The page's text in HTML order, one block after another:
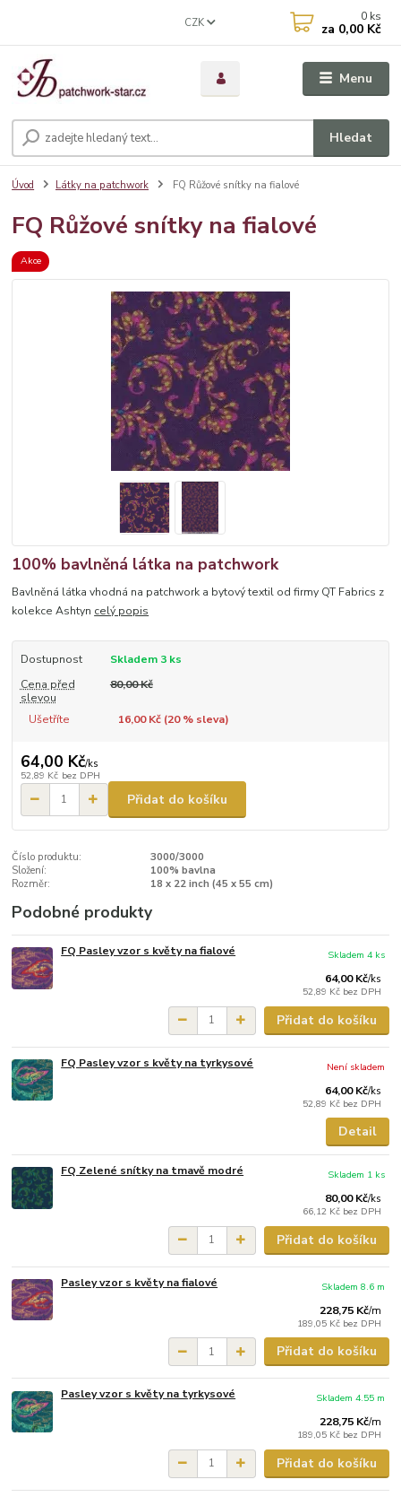
Menu
CZK
Hledat
0 ks
za 0,00 Kč
Úvod Látky na patchwork FQ Růžové snítky na fialové
FQ Růžové snítky na fialové
Akce
100% bavlněná látka na patchwork
Bavlněná látka vhodná na patchwork a bytový textil od firmy QT Fabrics z
kolekce Ashtyn celý popis
Dostupnost
Skladem 3 ks
Cena před
slevou
80,00 Kč
Ušetříte 16,00 Kč (20% sleva)
64,00 Kč/ks
52,89 Kč bez DPH
Přidat do košíku
Číslo produktu:
3000/3000
Složení:
100% bavlna
Rozměr:
18 x 22 inch (45 x 55 cm)
Podobné produkty
FQ Pasley vzor s květy na fialové
64,00 Kč/ks
52,89 Kč bez DPH
Skladem 4 ks
Přidat do košíku
FQ Pasley vzor s květy na tyrkysové
64,00 Kč/ks
52,89 Kč bez DPH
Není skladem
Detail
FQ Zelené snítky na tmavě modré
80,00 Kč/ks
66,12 Kč bez DPH
Skladem 1 ks
Přidat do košíku
Pasley vzor s květy na fialové
228,75 Kč/m
189,05 Kč bez DPH
Skladem 8.6 m
Přidat do košíku
Pasley vzor s květy na tyrkysové
228,75 Kč/m
189,05 Kč bez DPH
Skladem 4.55 m
Přidat do košíku